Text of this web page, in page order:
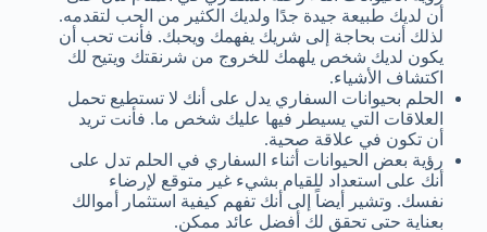
أن لديك طبيعة جيدة جدًا ولديك الكثير من الحب لتقدمه.
لذلك أنت بحاجة إلى شريك يفهمك ويحبك. فأنت تحب أن
يكون لديك شخص يلهمك للخروج من شرنقتك ويتيح لك
اكتشاف الأشياء.
الحلم بحيوانات السفاري يدل على أنك لا تستطيع تحمل
العلاقات التي يسيطر فيها عليك شخص ما. فأنت تريد
أن تكون في علاقة صحية.
رؤية بعض الحيوانات أثناء السفاري في الحلم تدل على
أنك على استعداد للقيام بشيء غير متوقع لإرضاء
نفسك. وتشير أيضاً إلى أنك تفهم كيفية استثمار أموالك
بعناية حتى تحقق لك أفضل عائد ممكن.